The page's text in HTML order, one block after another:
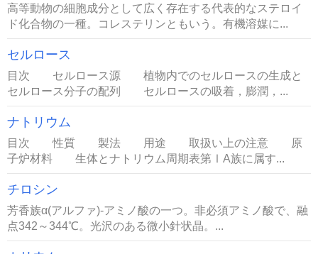
高等動物の細胞成分として広く存在する代表的なステロイ
ド化合物の一種。コレステリンともいう。有機溶媒に...
セルロース
目次 セルロース源 植物内でのセルロースの生成と
セルロース分子の配列 セルロースの吸着，膨潤，...
ナトリウム
目次 性質 製法 用途 取扱い上の注意 原
子炉材料 生体とナトリウム周期表第ⅠA族に属す...
チロシン
芳香族α(アルファ)-アミノ酸の一つ。非必須アミノ酸で、融
点342～344℃。光沢のある微小針状晶。...